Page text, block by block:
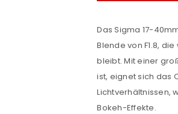
Das Sigma 17-
Blende von F1.8,
bleibt. Mit einer
ist, eignet sich das
Lichtverhältnissen,
Bokeh-Effekte.